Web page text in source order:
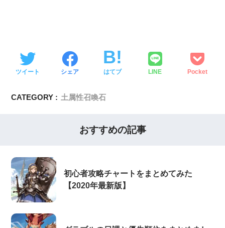
ツイート シェア はてブ LINE Pocket
CATEGORY : 土属性召喚石
おすすめの記事
初心者攻略チャートをまとめてみた
【2020年最新版】